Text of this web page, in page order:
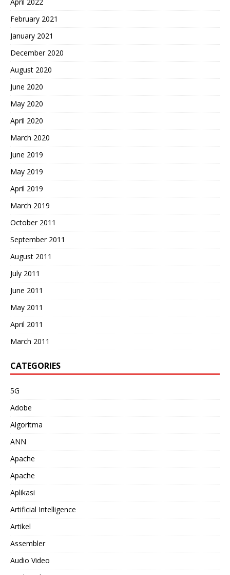
February 2021
January 2021
December 2020
August 2020
June 2020
May 2020
April 2020
March 2020
June 2019
May 2019
April 2019
March 2019
October 2011
September 2011
August 2011
July 2011
June 2011
May 2011
April 2011
March 2011
CATEGORIES
5G
Adobe
Algoritma
ANN
Apache
Apache
Aplikasi
Artificial Intelligence
Artikel
Assembler
Audio Video